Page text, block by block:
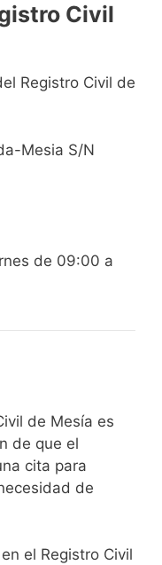
Civil
Registro Civil de
Mesia S/N
de 09:00 a
de Mesía es
de que el
cita para
de
el Registro Civil